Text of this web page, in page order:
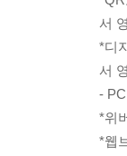
서
*디
서
- PC
*위
*웹